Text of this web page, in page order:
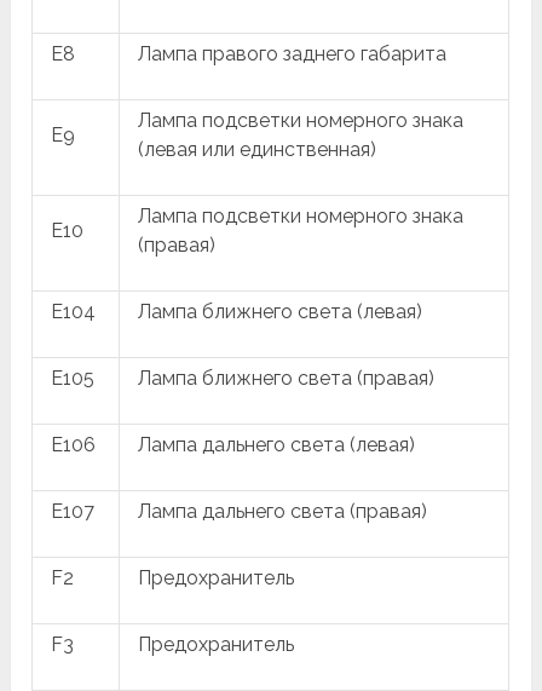
E8 Лампа правого заднего габарита
E9
Лампа подсветки номерного знака
(левая или единственная)
E10
Лампа подсветки номерного знака
(правая)
E104 Лампа ближнего света (левая)
E105 Лампа ближнего света (правая)
E106 Лампа дальнего света (левая)
E107 Лампа дальнего света (правая)
F2 Предохранитель
F3 Предохранитель